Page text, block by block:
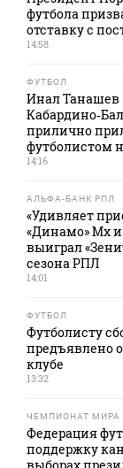
футбола
отставку с
14:58
ФУТБОЛ
Инал Танашев
прилично
футболистом
14:16
АЛЬФА-БАНК РПЛ
«Удивляет
«Динамо» Мх
выиграл
сезона РПЛ
14:01
ФУТБОЛ
Футболисту
предъявлено
клубе
13:32
ЧЕМПИОНАТ МИРА
Федерация
поддержку